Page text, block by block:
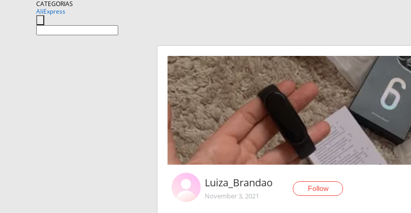
CATEGORIAS
AliExpress
Luiza_Brandao
November 3, 2021
Follow